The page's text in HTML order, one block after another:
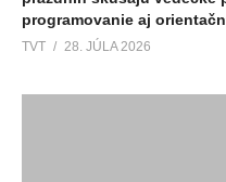
programovanie aj
TVT 28. JÚLA 2026